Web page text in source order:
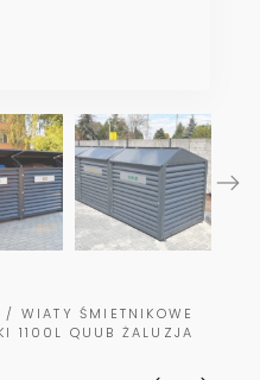
/ WIATY ŚMIETNIKOWE
1100L QUUB ŻALUZJA